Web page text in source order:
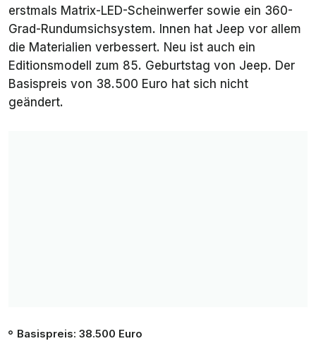
erstmals Matrix-LED-Scheinwerfer sowie ein 360-
Grad-Rundumsichsystem. Innen hat Jeep vor allem
die Materialien verbessert. Neu ist auch ein
Editionsmodell zum 85. Geburtstag von Jeep. Der
Basispreis von 38.500 Euro hat sich nicht
geändert.
Basispreis: 38.500 Euro